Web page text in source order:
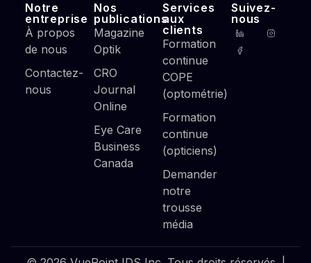
Notre
entreprise
À propos
de nous
Contactez-
nous
Nos
publications
Magazine
Optik
CRO
Journal
Online
Eye Care
Business
Canada
Services
aux
clients
Formation
continue
COPE
(optométrie)
Formation
continue
(opticiens)
Demander
notre
trousse
média
Suivez-
nous